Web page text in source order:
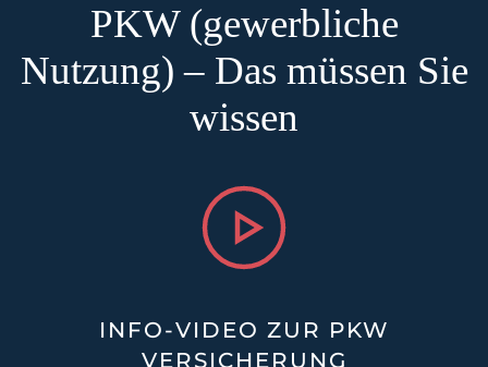
PKW (gewerbliche
Nutzung) – Das müssen Sie
wissen
INFO-VIDEO ZUR PKW
VERSICHERUNG